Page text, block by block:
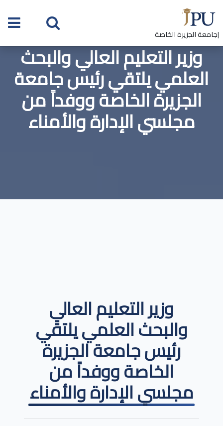
|جامعة الجزيرة الخاصة
وزير التعليم العالي والبحث
العلمي يلتقي رئيس جامعة
الجزيرة الخاصة ووفداً من
مجلسي الإدارة والأمناء
وزير التعليم العالي
والبحث العلمي يلتقي
رئيس جامعة الجزيرة
الخاصة ووفداً من
مجلسي الإدارة والأمناء